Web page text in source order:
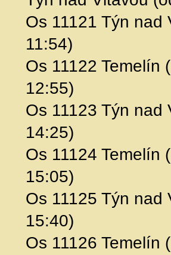
Os 11121 Týn nad
11:54)
Os 11122 Temelín
12:55)
Os 11123 Týn nad
14:25)
Os 11124 Temelín
15:05)
Os 11125 Týn nad
15:40)
Os 11126 Temelín